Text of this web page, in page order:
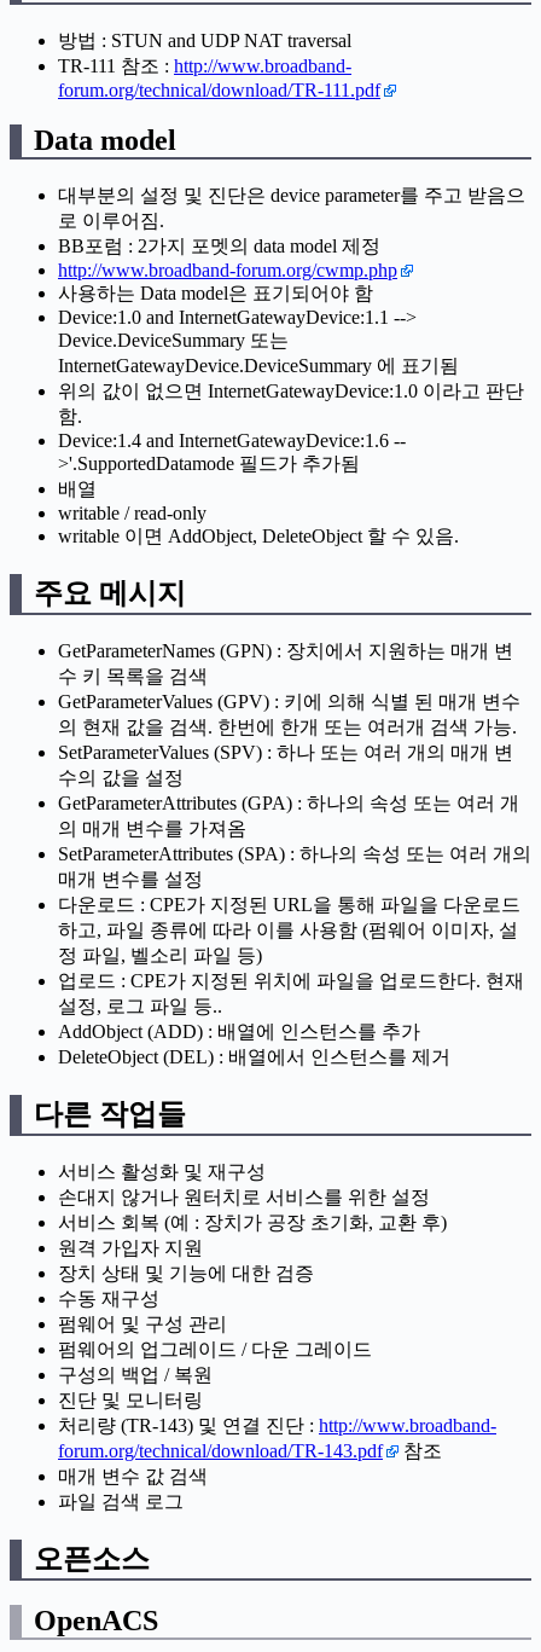
방법 : STUN and UDP NAT traversal
TR-111 참조 : http://www.broadband-
forum.org/technical/download/TR-111.pdf
Data model
대부분의 설정 및 진단은 device parameter를 주고 받음으
로 이루어짐.
BB포럼 : 2가지 포멧의 data model 제정
http://www.broadband-forum.org/cwmp.php
사용하는 Data model은 표기되어야 함
Device:1.0 and InternetGatewayDevice:1.1 -->
Device.DeviceSummary 또는
InternetGatewayDevice.DeviceSummary 에 표기됨
위의 값이 없으면 InternetGatewayDevice:1.0 이라고 판단
함.
Device:1.4 and InternetGatewayDevice:1.6 --
>'.SupportedDatamode 필드가 추가됨
배열
writable / read-only
writable 이면 AddObject, DeleteObject 할 수 있음.
주요 메시지
GetParameterNames (GPN) : 장치에서 지원하는 매개 변
수 키 목록을 검색
GetParameterValues (GPV) : 키에 의해 식별 된 매개 변수
의 현재 값을 검색. 한번에 한개 또는 여러개 검색 가능.
SetParameterValues (SPV) : 하나 또는 여러 개의 매개 변
수의 값을 설정
GetParameterAttributes (GPA) : 하나의 속성 또는 여러 개
의 매개 변수를 가져옴
SetParameterAttributes (SPA) : 하나의 속성 또는 여러 개의
매개 변수를 설정
다운로드 : CPE가 지정된 URL을 통해 파일을 다운로드
하고, 파일 종류에 따라 이를 사용함 (펌웨어 이미자, 설
정 파일, 벨소리 파일 등)
업로드 : CPE가 지정된 위치에 파일을 업로드한다. 현재
설정, 로그 파일 등..
AddObject (ADD) : 배열에 인스턴스를 추가
DeleteObject (DEL) : 배열에서 인스턴스를 제거
다른 작업들
서비스 활성화 및 재구성
손대지 않거나 원터치로 서비스를 위한 설정
서비스 회복 (예 : 장치가 공장 초기화, 교환 후)
원격 가입자 지원
장치 상태 및 기능에 대한 검증
수동 재구성
펌웨어 및 구성 관리
펌웨어의 업그레이드 / 다운 그레이드
구성의 백업 / 복원
진단 및 모니터링
처리량 (TR-143) 및 연결 진단 : http://www.broadband-
forum.org/technical/download/TR-143.pdf
참조
매개 변수 값 검색
파일 검색 로그
오픈소스
OpenACS